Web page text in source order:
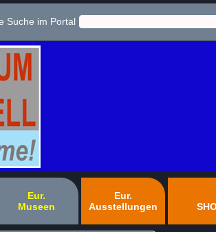
Suche im Portal
Eur.
Museen
Eur.
Ausstellungen